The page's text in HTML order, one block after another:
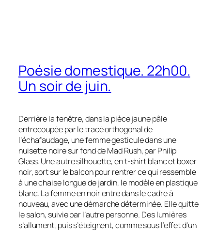
Poésie domestique. 22h00.
Un soir de juin.
Derrière la fenêtre, dans la pièce jaune pâle
entrecoupée par le tracé orthogonal de
l’échafaudage, une femme gesticule dans une
nuisette noire sur fond deMad Rush, par Philip
Glass. Une autre silhouette, en t-shirt blanc et boxer
noir, sort sur le balcon pour rentrer ce qui ressemble
à une chaise longue de jardin, le modèle en plastique
blanc. La femme en noir entre dans le cadre à
nouveau, avec une démarche déterminée. Elle quitte
le salon, suivie par l’autre personne. Des lumières
s’allument, puis s’éteignent, comme sous l’effet d’un